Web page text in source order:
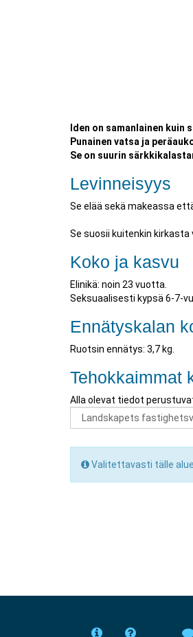
Iden on samanlainen kuin
Punainen vatsa ja
Se on suurin
Levinneisyys
Se elää sekä makeassa
Se suosii kuitenkin kirkasta
Koko ja kasvu
Elinikä: noin 23 vuotta.
Seksuaalisesti kypsä 6-7-
Ennätyskalan
Ruotsin ennätys: 3,7 kg.
Tehokkaimmat
Alla olevat tiedot
Valitettavasti tälle